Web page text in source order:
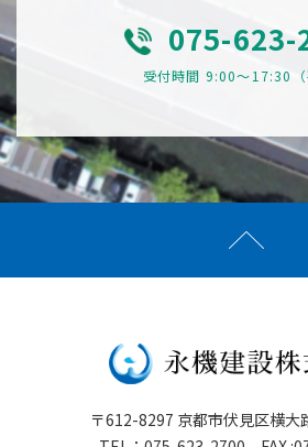
075-623-
受付時間 9:00〜17:30（
〒612-8297 京都市伏見区横大